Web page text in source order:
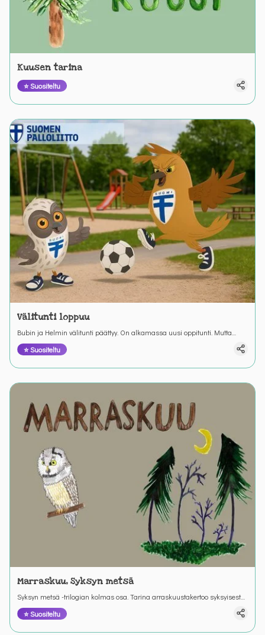
Kuusen tarina
⭐ Suositeltu
Välitunti loppuu
Bubin ja Helmin välitunti päättyy. On alkamassa uusi oppitunti. Mutta
entäpä nyt? Mitä Bubin pitää muistaa kun välitunti päättyy?
⭐ Suositeltu
Marraskuu, Syksyn metsä
Syksyn metsä -trilogian kolmas osa. Tarina arraskuustakertoo syksyisestä
metsäretkestä ja retkeen valmistautumisesta. Värinautit.
⭐ Suositeltu